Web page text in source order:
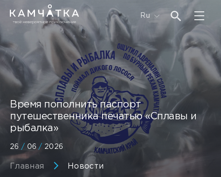
Ru
Время пополнить паспорт
путешественника печатью «Сплавы и
рыбалка»
26 / 06 / 2026
Главная Новости